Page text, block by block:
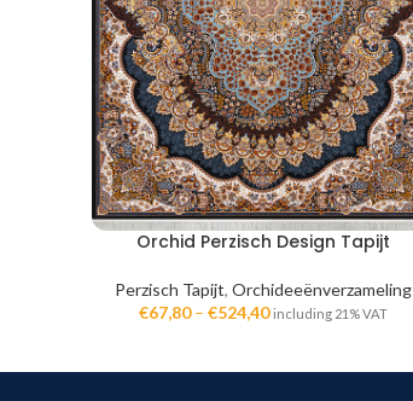
Orchid Perzisch Design Tapijt
Perzisch Tapijt, Orchideeënverzameling
€67,80– €524,40 including 21% VAT